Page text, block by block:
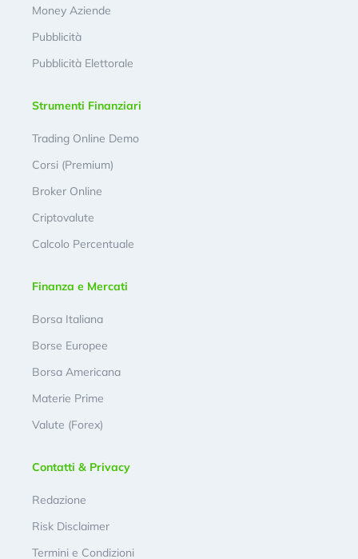
Money Aziende
Pubblicità
Pubblicità Elettorale
Strumenti Finanziari
Trading Online Demo
Corsi (Premium)
Broker Online
Criptovalute
Calcolo Percentuale
Finanza e Mercati
Borsa Italiana
Borse Europee
Borsa Americana
Materie Prime
Valute (Forex)
Contatti & Privacy
Redazione
Risk Disclaimer
Termini e Condizioni